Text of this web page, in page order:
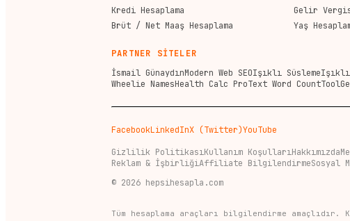
Kredi Hesaplama
Gelir
Brüt / Net Maaş Hesaplama
Yaş
PARTNER SİTELER
İsmail GünaydınModern Web SEOIşıklı Süsleme
Wheelie NamesHealth Calc ProText Word Count
FacebookLinkedInX (Twitter)YouTube
Gizlilik PolitikasıKullanım KoşullarıHakkımızda
Reklam & İşbirliğiAffiliate BilgilendirmeSosyal
© 2026 hepsihesapla.com
Tüm hesaplama araçları bilgilendirme